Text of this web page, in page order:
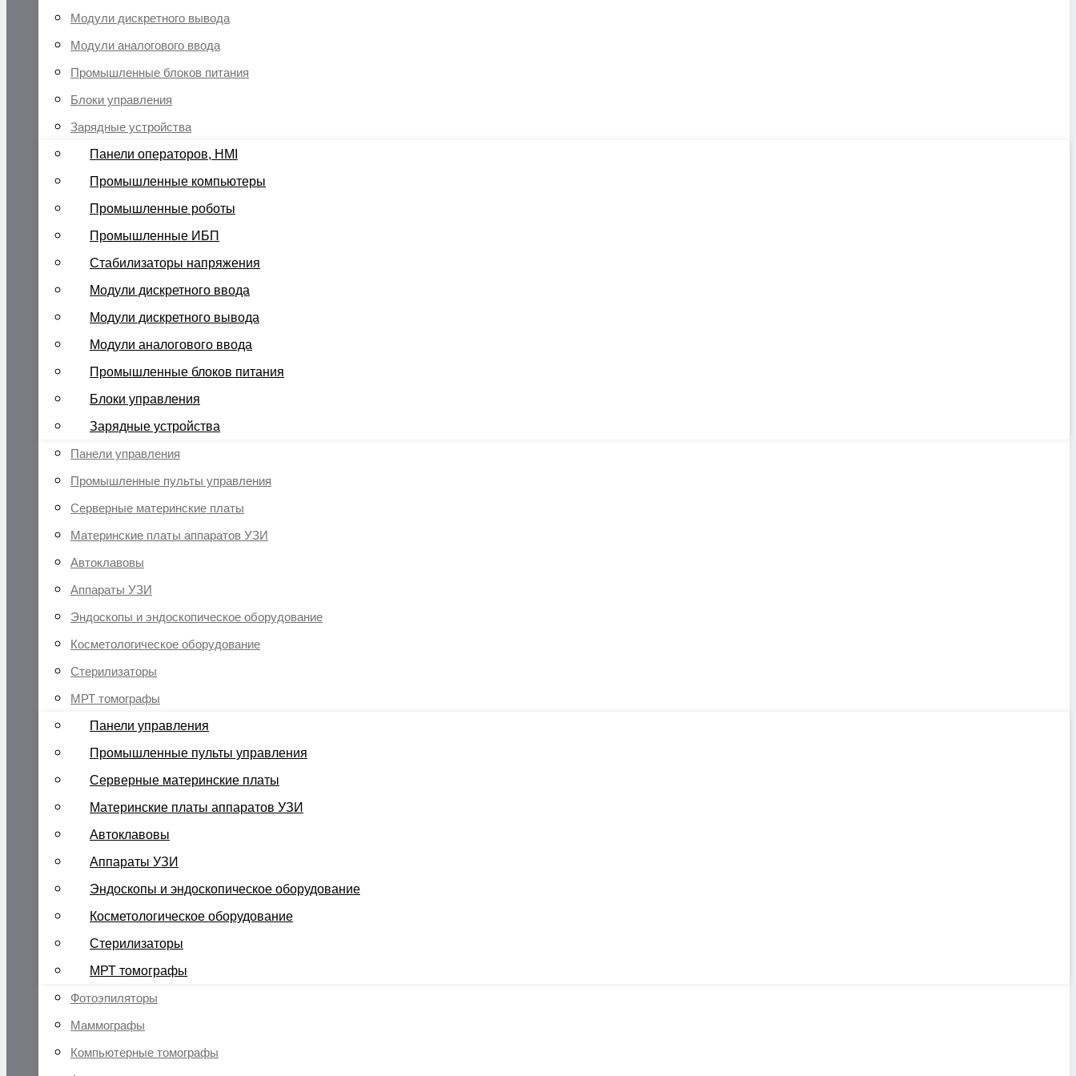
Модули дискретного вывода
Модули аналогового ввода
Промышленные блоков питания
Блоки управления
Зарядные устройства
Панели операторов, HMI
Промышленные компьютеры
Промышленные роботы
Промышленные ИБП
Стабилизаторы напряжения
Модули дискретного ввода
Модули дискретного вывода
Модули аналогового ввода
Промышленные блоков питания
Блоки управления
Зарядные устройства
Панели управления
Промышленные пульты управления
Серверные материнские платы
Материнские платы аппаратов УЗИ
Автоклавовы
Аппараты УЗИ
Эндоскопы и эндоскопическое оборудование
Косметологическое оборудование
Стерилизаторы
МРТ томографы
Панели управления
Промышленные пульты управления
Серверные материнские платы
Материнские платы аппаратов УЗИ
Автоклавовы
Аппараты УЗИ
Эндоскопы и эндоскопическое оборудование
Косметологическое оборудование
Стерилизаторы
МРТ томографы
Фотоэпиляторы
Маммографы
Компьютерные томографы